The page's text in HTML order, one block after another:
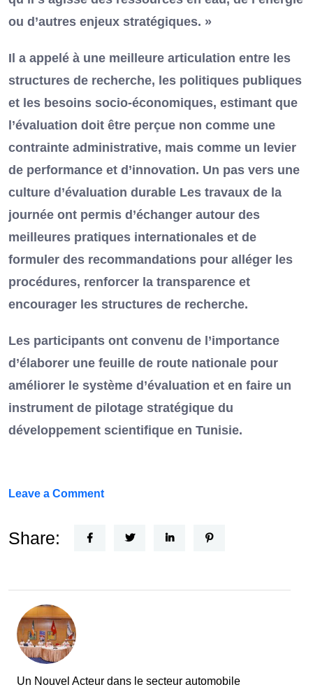
ou d’autres enjeux stratégiques. »
Il a appelé à une meilleure articulation entre les
structures de recherche, les politiques publiques
et les besoins socio-économiques, estimant que
l’évaluation doit être perçue non comme une
contrainte administrative, mais comme un levier
de performance et d’innovation. Un pas vers une
culture d’évaluation durable Les travaux de la
journée ont permis d’échanger autour des
meilleures pratiques internationales et de
formuler des recommandations pour alléger les
procédures, renforcer la transparence et
encourager les structures de recherche.
Les participants ont convenu de l’importance
d’élaborer une feuille de route nationale pour
améliorer le système d’évaluation et en faire un
instrument de pilotage stratégique du
développement scientifique en Tunisie.
Leave a Commenton
Horizon
la
France
Share:
Un Nouvel Acteur dans le secteur automobile